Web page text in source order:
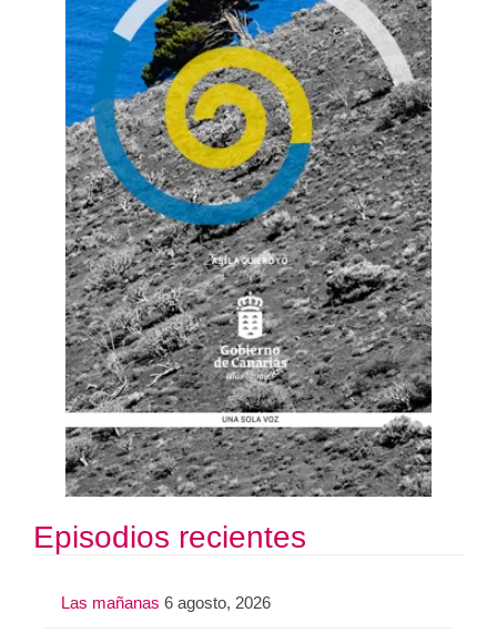
Episodios recientes
Las mañanas 6 agosto, 2026